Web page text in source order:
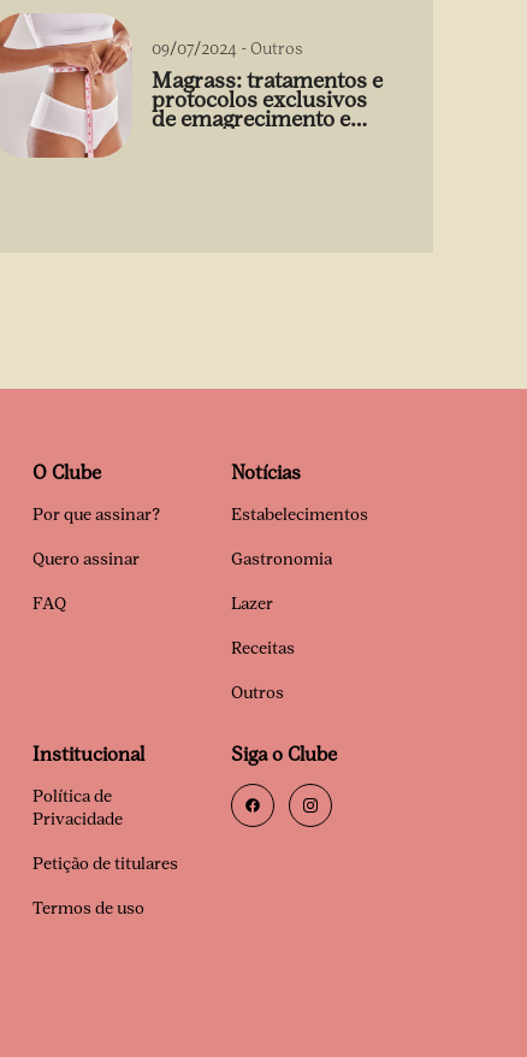
09/07/2024 -Outros
Magrass: tratamentos e
protocolos exclusivos
de emagrecimento e
estética sem uso de
O Clube
Por que assinar?
Quero assinar
FAQ
Notícias
Estabelecimentos
Gastronomia
Lazer
Receitas
Outros
Institucional
Política de
Privacidade
Petição de titulares
Termos de uso
Siga o Clube